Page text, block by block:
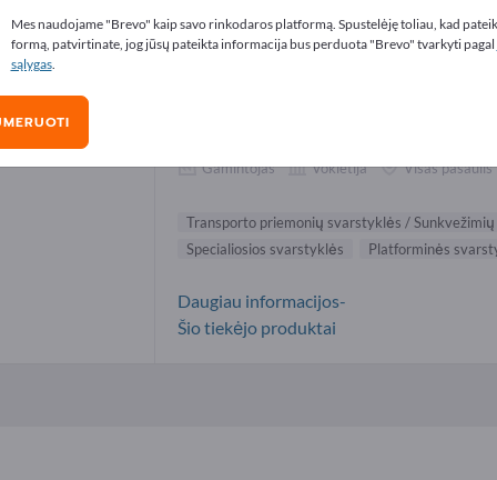
priemonių svarstyklės /
Gamintojas Vokietija Visas pasaulis
Transporto priemonių svarstyklės /
Specialiosios svarstyklės
Platforminės
Daugiau informacijos-
Šio tiekėjo produktai
Mes naudojame "Brevo" kaip savo rinkodaros platformą. Spustelėję toliau, kad
formą, patvirtinate, jog jūsų pateikta informacija bus perduota "Brevo" tvarkyti pagal
sąlygas.